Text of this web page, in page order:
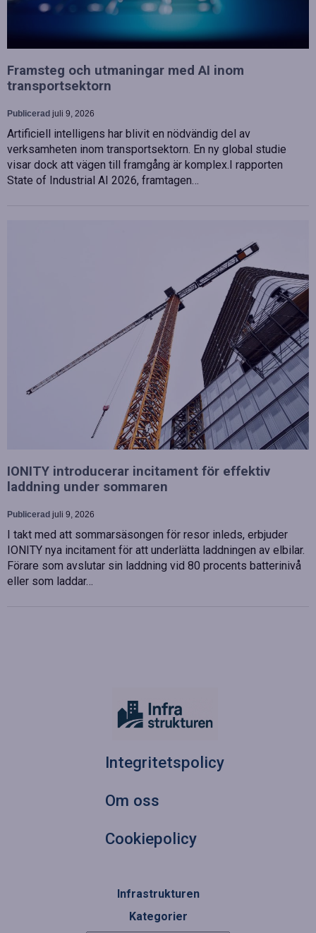
Framsteg och utmaningar med AI inom
transportsektorn
Publicerad juli 9, 2026
Artificiell intelligens har blivit en nödvändig del av
verksamheten inom transportsektorn. En ny global studie
visar dock att vägen till framgång är komplex.I rapporten
State of Industrial AI 2026, framtagen…
IONITY introducerar incitament för effektiv
laddning under sommaren
Publicerad juli 9, 2026
I takt med att sommarsäsongen för resor inleds, erbjuder
IONITY nya incitament för att underlätta laddningen av elbilar.
Förare som avslutar sin laddning vid 80 procents batterinivå
eller som laddar…
Integritetspolicy
Om oss
Cookiepolicy
Infrastrukturen
Kategorier